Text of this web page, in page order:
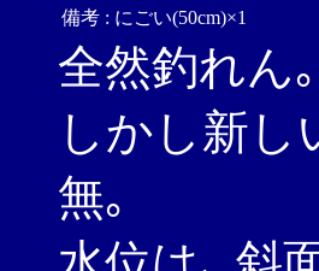
備考 : にごい(50cm)×1
全然釣れん｡
しかし新し
無｡